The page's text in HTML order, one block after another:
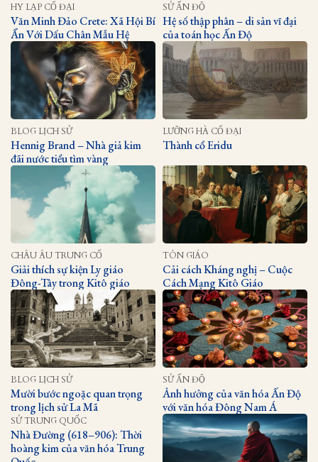
HY LẠP CỔ ĐẠI
Văn Minh Đảo Crete: Xã Hội Bí
Ẩn Với Dấu Chân Mẫu Hệ
SỬ ẤN ĐỘ
Hệ số thập phân – di sản vĩ đại
của toán học Ấn Độ
BLOG LỊCH SỬ
Hennig Brand – Nhà giả kim
đãi nước tiểu tìm vàng
LƯỠNG HÀ CỔ ĐẠI
Thành cổ Eridu
CHÂU ÂU TRUNG CỔ
Giải thích sự kiện Ly giáo
Đông-Tây trong Kitô giáo
TÔN GIÁO
Cải cách Kháng nghị – Cuộc
Cách Mạng Kitô Giáo
BLOG LỊCH SỬ
Mười bước ngoặc quan trọng
trong lịch sử La Mã
SỬ ẤN ĐỘ
Ảnh hưởng của văn hóa Ấn Độ
với văn hóa Đông Nam Á
SỬ TRUNG QUỐC
Nhà Đường (618–906): Thời
hoàng kim của văn hóa Trung